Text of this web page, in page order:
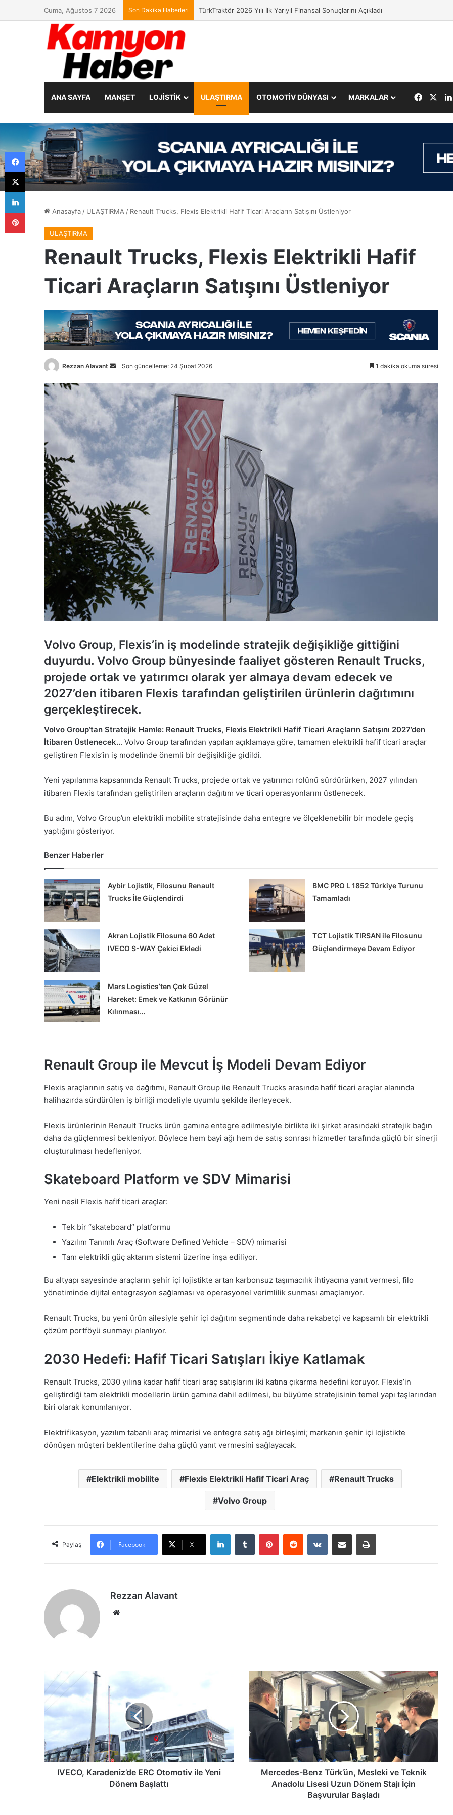
Cuma, Ağustos 7 2026 Son Dakika Haberleri TürkTraktör 2026 Yılı İlk Yarıyıl Finansal Sonuçlarını Açıkladı
ANA SAYFA MANŞET LOJİSTİK ULAŞTIRMA OTOMOTİV DÜNYASI MARKALAR
Anasayfa/ ULAŞTIRMA/ Renault Trucks, Flexis Elektrikli Hafif Ticari Araçların Satışını Üstleniyor
ULAŞTIRMA
Renault Trucks, Flexis Elektrikli Hafif
Ticari Araçların Satışını Üstleniyor
Rezzan Alavant
Bir
posta
göndermek
Son güncelleme: 24 Şubat 2026 1 dakika okuma süresi
Volvo Group, Flexis’in iş modelinde stratejik değişikliğe gittiğini
duyurdu. Volvo Group bünyesinde faaliyet gösteren Renault Trucks,
projede ortak ve yatırımcı olarak yer almaya devam edecek ve
2027’den itibaren Flexis tarafından geliştirilen ürünlerin dağıtımını
gerçekleştirecek.
Volvo Group’tan Stratejik Hamle: Renault Trucks, Flexis Elektrikli Hafif Ticari Araçların Satışını 2027’den
İtibaren Üstlenecek... Volvo Group tarafından yapılan açıklamaya göre, tamamen elektrikli hafif ticari araçlar
geliştiren Flexis’in iş modelinde önemli bir değişikliğe gidildi.
Yeni yapılanma kapsamında Renault Trucks, projede ortak ve yatırımcı rolünü sürdürürken, 2027 yılından
itibaren Flexis tarafından geliştirilen araçların dağıtım ve ticari operasyonlarını üstlenecek.
Bu adım, Volvo Group’un elektrikli mobilite stratejisinde daha entegre ve ölçeklenebilir bir modele geçiş
yaptığını gösteriyor.
Benzer Haberler
Aybir Lojistik, Filosunu Renault
Trucks İle Güçlendirdi
BMC PRO L 1852 Türkiye Turunu
Tamamladı
Akran Lojistik Filosuna 60 Adet
IVECO S-WAY Çekici Ekledi
TCT Lojistik TIRSAN ile Filosunu
Güçlendirmeye Devam Ediyor
Mars Logistics’ten Çok Güzel
Hareket: Emek ve Katkının Görünür
Kılınması…
Renault Group ile Mevcut İş Modeli Devam Ediyor
Flexis araçlarının satış ve dağıtımı, Renault Group ile Renault Trucks arasında hafif ticari araçlar alanında
halihazırda sürdürülen iş birliği modeliyle uyumlu şekilde ilerleyecek.
Flexis ürünlerinin Renault Trucks ürün gamına entegre edilmesiyle birlikte iki şirket arasındaki stratejik bağın
daha da güçlenmesi bekleniyor. Böylece hem bayi ağı hem de satış sonrası hizmetler tarafında güçlü bir sinerji
oluşturulması hedefleniyor.
Skateboard Platform ve SDV Mimarisi
Yeni nesil Flexis hafif ticari araçlar:
Tek bir “skateboard” platformu
Yazılım Tanımlı Araç (Software Defined Vehicle – SDV) mimarisi
Tam elektrikli güç aktarım sistemi üzerine inşa ediliyor.
Bu altyapı sayesinde araçların şehir içi lojistikte artan karbonsuz taşımacılık ihtiyacına yanıt vermesi, filo
yönetiminde dijital entegrasyon sağlaması ve operasyonel verimlilik sunması amaçlanıyor.
Renault Trucks, bu yeni ürün ailesiyle şehir içi dağıtım segmentinde daha rekabetçi ve kapsamlı bir elektrikli
çözüm portföyü sunmayı planlıyor.
2030 Hedefi: Hafif Ticari Satışları İkiye Katlamak
Renault Trucks, 2030 yılına kadar hafif ticari araç satışlarını iki katına çıkarma hedefini koruyor. Flexis’in
geliştirdiği tam elektrikli modellerin ürün gamına dahil edilmesi, bu büyüme stratejisinin temel yapı taşlarından
biri olarak konumlanıyor.
Elektrifikasyon, yazılım tabanlı araç mimarisi ve entegre satış ağı birleşimi; markanın şehir içi lojistikte
dönüşen müşteri beklentilerine daha güçlü yanıt vermesini sağlayacak.
Elektrikli mobilite Flexis Elektrikli Hafif Ticari Araç Renault Trucks
Volvo Group
Paylaş Facebook X
LinkedInTumblr PinterestReddit VKontakteE-Posta ile paylaş Yazdır
Rezzan Alavant
IVECO,
Karadeniz’de
ERC
Otomotiv
ile
Dönem
Başlattı
IVECO, Karadeniz’de ERC Otomotiv ile Yeni
Dönem Başlattı
Mercedes-
Benz
Türk’ün,
Mesleki
Teknik
Anadolu
Uzun
DönemMercedes-Benz Türk’ün, Mesleki ve Teknik
Anadolu Lisesi Uzun Dönem Stajı İçin
Başvurular Başladı
İçi Taşımacılığa
Makinaları’nda
Yeniden
Süreci
Yeniden Yapılandırma Süreci
Ride
teslimatı
treyler teslimatı
Facebook
X
LinkedIn
Pinterest